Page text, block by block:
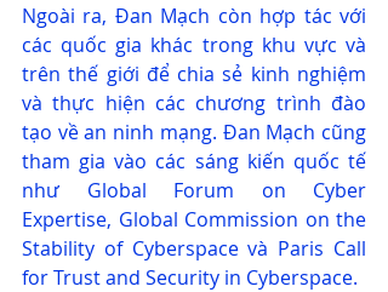
Ngoài ra, Đan Mạch còn hợp tác với
các quốc gia khác trong khu vực và
trên thế giới để chia sẻ kinh nghiệm
và thực hiện các chương trình đào
tạo về an ninh mạng. Đan Mạch cũng
tham gia vào các sáng kiến quốc tế
như Global Forum on Cyber
Expertise, Global Commission on the
Stability of Cyberspace và Paris Call
for Trust and Security in Cyberspace.